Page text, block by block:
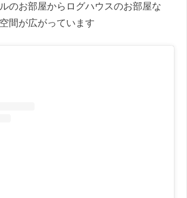
のお部屋からログハウスのお部屋な
間が広がっています